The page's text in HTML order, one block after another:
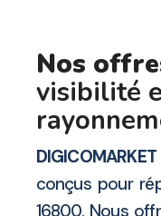
Nos
visibilité
DIGICOMARKET
conçus pour
16800. Nous